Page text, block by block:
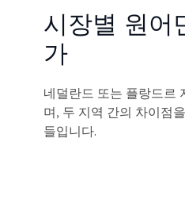
시장별 원어
가
네덜란드 또는 플랑드르
며, 두 지역 간의 차이점
들입니다.